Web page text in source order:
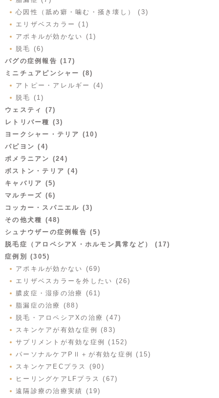
心因性（舐め癖・噛む・掻き壊し） (3)
エリザベスカラー (1)
アポキルが効かない (1)
脱毛 (6)
パグの症例報告 (17)
ミニチュアピンシャー (8)
アトピー・アレルギー (4)
脱毛 (1)
ウェスティ (7)
レトリバー種 (3)
ヨークシャー・テリア (10)
パピヨン (4)
ポメラニアン (24)
ボストン・テリア (4)
キャバリア (5)
マルチーズ (6)
コッカー・スパニエル (3)
その他犬種 (48)
シュナウザーの症例報告 (5)
脱毛症（アロペシアX・ホルモン異常など） (17)
症例別 (305)
アポキルが効かない (69)
エリザベスカラーを外したい (26)
膿皮症・湿疹の治療 (61)
脂漏症の治療 (88)
脱毛・アロペシアXの治療 (47)
スキンケアが有効な症例 (83)
サプリメントが有効な症例 (152)
パーソナルケアPⅡ＋が有効な症例 (15)
スキンケアECプラス (90)
ヒーリングケアLFプラス (67)
遠隔診療の治療実績 (19)